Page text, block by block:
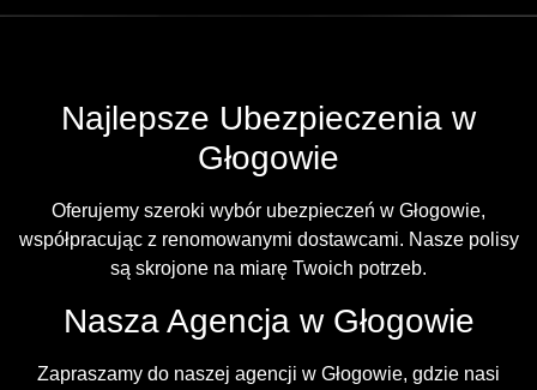
Najlepsze Ubezpieczenia w
Głogowie
Oferujemy szeroki wybór ubezpieczeń w Głogowie,
współpracując z renomowanymi dostawcami. Nasze polisy
są skrojone na miarę Twoich potrzeb.
Nasza Agencja w Głogowie
Zapraszamy do naszej agencji w Głogowie, gdzie nasi